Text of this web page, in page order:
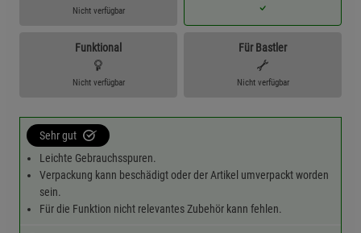
Nicht verfügbar
Funktional
Nicht verfügbar
Für Bastler
Nicht verfügbar
Sehr gut
Leichte Gebrauchsspuren.
Verpackung kann beschädigt oder der Artikel umverpackt worden
sein.
Für die Funktion nicht relevantes Zubehör kann fehlen.